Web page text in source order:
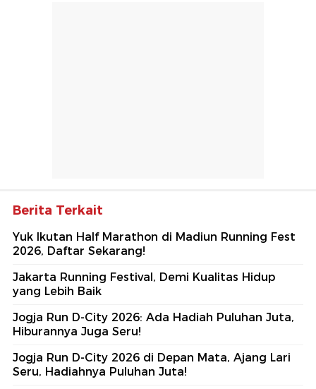
Berita Terkait
Yuk Ikutan Half Marathon di Madiun Running Fest
2026, Daftar Sekarang!
Jakarta Running Festival, Demi Kualitas Hidup
yang Lebih Baik
Jogja Run D-City 2026: Ada Hadiah Puluhan Juta,
Hiburannya Juga Seru!
Jogja Run D-City 2026 di Depan Mata, Ajang Lari
Seru, Hadiahnya Puluhan Juta!